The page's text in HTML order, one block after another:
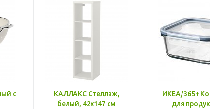
с
КАЛЛАКС Стеллаж,
белый, 42x147 см
ИКЕА/365+
для